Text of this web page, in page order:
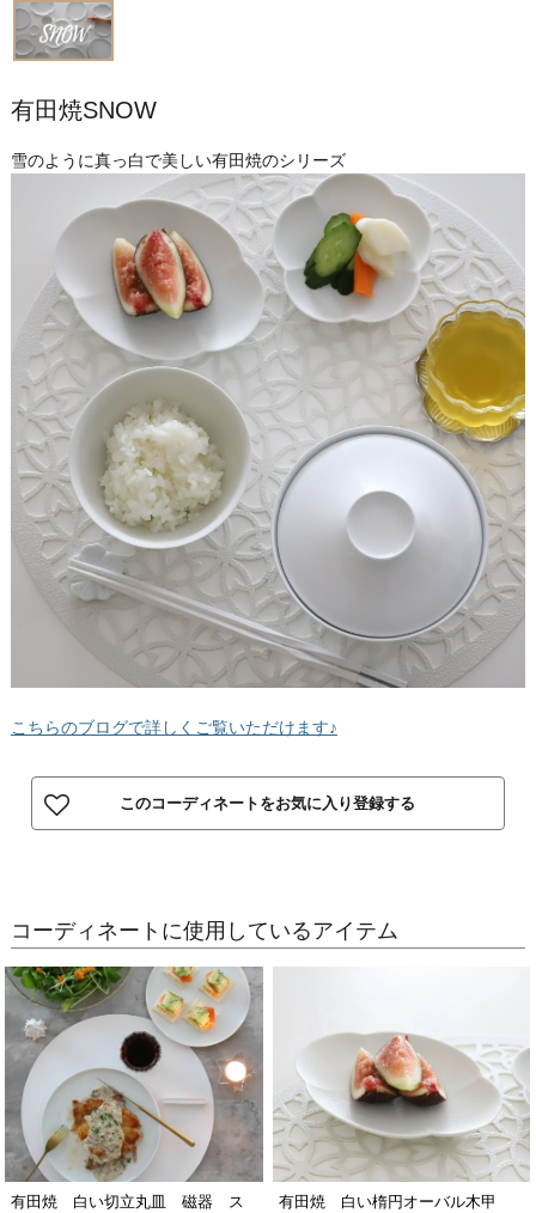
有田焼SNOW
雪のように真っ白で美しい有田焼のシリーズ
こちらのブログで詳しくご覧いただけます♪
このコーディネートをお気に入り登録する
コーディネートに使用しているアイテム
有田焼 白い切立丸皿 磁器 ス
有田焼 白い楕円オーバル木甲